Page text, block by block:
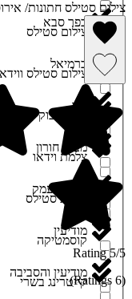
צילום סטילס
צילום סטילס
צילומי בוק לבת
צלמת וידאו
צלמת סטילס
קוסמטיקה
קייטרינג בשרי
כפר סבא
כרמיאל
לוד
מבוא חורון
מגדל העמק
מודיעין
מודיעין והסביבה
צילום סטילס חתונות/
הסרה מרשימת מועדפים
שמירה ברשימת
5/5 Rating
(6 Ratings)